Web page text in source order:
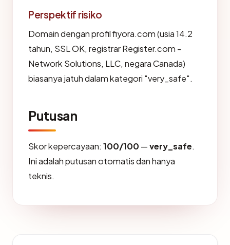
Perspektif risiko
Domain dengan profil fiyora.com (usia 14.2
tahun, SSL OK, registrar Register.com -
Network Solutions, LLC, negara Canada)
biasanya jatuh dalam kategori "very_safe".
Putusan
Skor kepercayaan: 100/100 —very_safe.
Ini adalah putusan otomatis dan hanya
teknis.